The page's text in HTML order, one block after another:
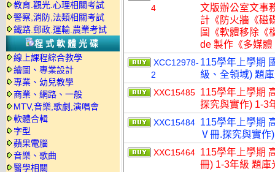
教育.觀光.心理相關考試
警察,消防,法類相關考試
鐵路.郵政.運輸.農業考試
程式軟體光碟
線上課程綜合教學
繪圖、專業設計
專業、幼兒教學
商業、網路、一般
MTV,音樂,歌劇,演唱會
軟體合輯
字型
蘋果電腦
音樂、歌曲
醫學相關
4
文版辦公室文事
計《防火牆《磁
圖《軟體移除《
de 製作《多媒
XCC12978-
2
115學年上學期
級、全領域) 題
XXC15485 115學年上學期
探究與實作) 1-3
XXC15484 115學年上學期
Ⅴ冊.探究與實作
XXC15464 115學年上學期
冊) 1-3年級 題庫